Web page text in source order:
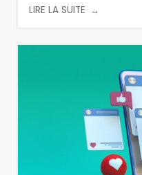
LIRE LA SUITE